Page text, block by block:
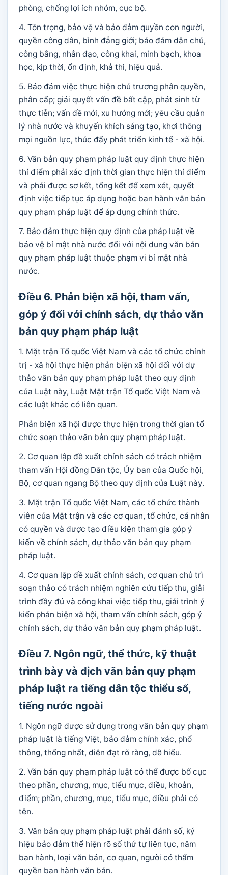
phòng, chống lợi ích nhóm, cục bộ.
4. Tôn trọng, bảo vệ và bảo đảm quyền con người,
quyền công dân, bình đẳng giới; bảo đảm dân chủ,
công bằng, nhân đạo, công khai, minh bạch, khoa
học, kịp thời, ổn định, khả thi, hiệu quả.
5. Bảo đảm việc thực hiện chủ trương phân quyền,
phân cấp; giải quyết vấn đề bất cập, phát sinh từ
thực tiễn; vấn đề mới, xu hướng mới; yêu cầu quản
lý nhà nước và khuyến khích sáng tạo, khơi thông
mọi nguồn lực, thúc đẩy phát triển kinh tế - xã hội.
6. Văn bản quy phạm pháp luật quy định thực hiện
thí điểm phải xác định thời gian thực hiện thí điểm
và phải được sơ kết, tổng kết để xem xét, quyết
định việc tiếp tục áp dụng hoặc ban hành văn bản
quy phạm pháp luật để áp dụng chính thức.
7. Bảo đảm thực hiện quy định của pháp luật về
bảo vệ bí mật nhà nước đối với nội dung văn bản
quy phạm pháp luật thuộc phạm vi bí mật nhà
nước.
Điều 6. Phản biện xã hội, tham vấn,
góp ý đối với chính sách, dự thảo văn
bản quy phạm pháp luật
1. Mặt trận Tổ quốc Việt Nam và các tổ chức chính
trị - xã hội thực hiện phản biện xã hội đối với dự
thảo văn bản quy phạm pháp luật theo quy định
của Luật này, Luật Mặt trận Tổ quốc Việt Nam và
các luật khác có liên quan.
Phản biện xã hội được thực hiện trong thời gian tổ
chức soạn thảo văn bản quy phạm pháp luật.
2. Cơ quan lập đề xuất chính sách có trách nhiệm
tham vấn Hội đồng Dân tộc, Ủy ban của Quốc hội,
Bộ, cơ quan ngang Bộ theo quy định của Luật này.
3. Mặt trận Tổ quốc Việt Nam, các tổ chức thành
viên của Mặt trận và các cơ quan, tổ chức, cá nhân
có quyền và được tạo điều kiện tham gia góp ý
kiến về chính sách, dự thảo văn bản quy phạm
pháp luật.
4. Cơ quan lập đề xuất chính sách, cơ quan chủ trì
soạn thảo có trách nhiệm nghiên cứu tiếp thu, giải
trình đầy đủ và công khai việc tiếp thu, giải trình ý
kiến phản biện xã hội, tham vấn chính sách, góp ý
chính sách, dự thảo văn bản quy phạm pháp luật.
Điều 7. Ngôn ngữ, thể thức, kỹ thuật
trình bày và dịch văn bản quy phạm
pháp luật ra tiếng dân tộc thiểu số,
tiếng nước ngoài
1. Ngôn ngữ được sử dụng trong văn bản quy phạm
pháp luật là tiếng Việt, bảo đảm chính xác, phổ
thông, thống nhất, diễn đạt rõ ràng, dễ hiểu.
2. Văn bản quy phạm pháp luật có thể được bố cục
theo phần, chương, mục, tiểu mục, điều, khoản,
điểm; phần, chương, mục, tiểu mục, điều phải có
tên.
3. Văn bản quy phạm pháp luật phải đánh số, ký
hiệu bảo đảm thể hiện rõ số thứ tự liên tục, năm
ban hành, loại văn bản, cơ quan, người có thẩm
quyền ban hành văn bản.